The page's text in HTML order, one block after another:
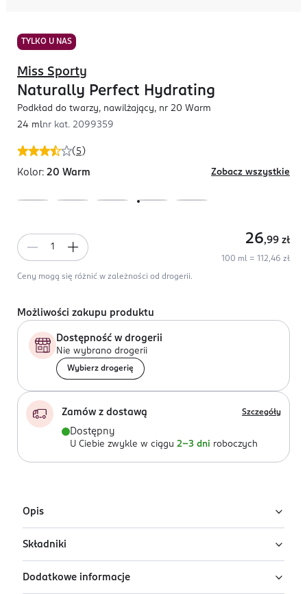
TYLKO U NAS
( 5 )
Miss Sporty
Naturally Perfect Hydrating
Podkład do twarzy, nawilżający, nr 20 Warm
24 mlnr kat. 2099359
Kolor: 20 Warm Zobacz wszystkie
26,99 zł
100 ml = 112,46 zł
Ceny mogą się różnić w zależności od drogerii.
Możliwości zakupu produktu
Dostępność w drogerii
Nie wybrano drogerii
Wybierz drogerię
Zamów z dostawą Szczegóły
Dostępny
U Ciebie zwykle w ciągu 2-3 dni roboczych
Opis
Podkład kryjący Miss Sporty Naturally Perfect to
połączenie pielęgnacji i makijażu. Zapewnia satynowo-
matowe wykończenie i naturalnie świeży wygląd cery.
Składniki
Ingredients: Aqua/Water/Eau, Dicaprylyl Ether,
Dodatkowe informacje